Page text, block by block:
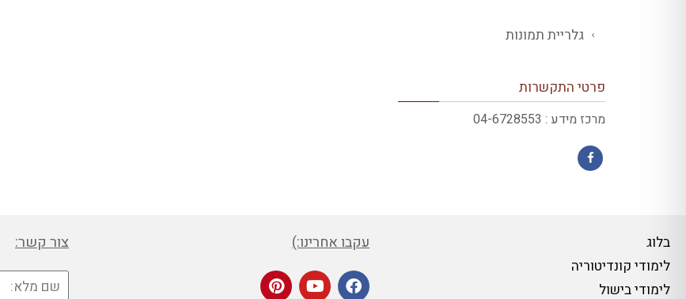
גלריית תמונות
פרטי התקשרות
מרכז מידע : 04-6728553
בלוג
לימודי קונדיטוריה
לימודי בישול
עקבו אחרינו:) צור קשר: